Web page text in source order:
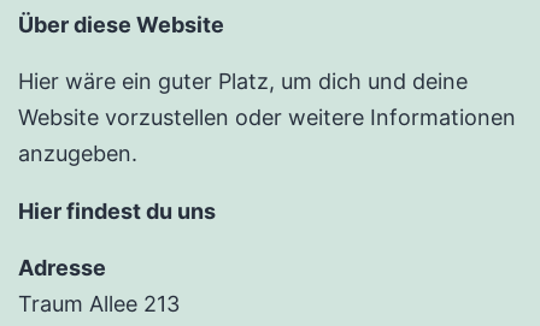
Über diese Website
Hier wäre ein guter Platz, um dich und deine
Website vorzustellen oder weitere Informationen
anzugeben.
Hier findest du uns
Adresse
Traum Allee 213